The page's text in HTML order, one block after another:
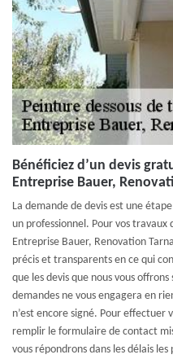
Bénéficiez d’un devis
Entreprise Bauer,
La demande de devis est une
un professionnel. Pour vos
Entreprise Bauer, Renovation
précis et transparents en ce qui
que les devis que nous vous
demandes ne vous engagera en
n’est encore signé. Pour effectuer
remplir le formulaire de contact
vous répondrons dans les délais les